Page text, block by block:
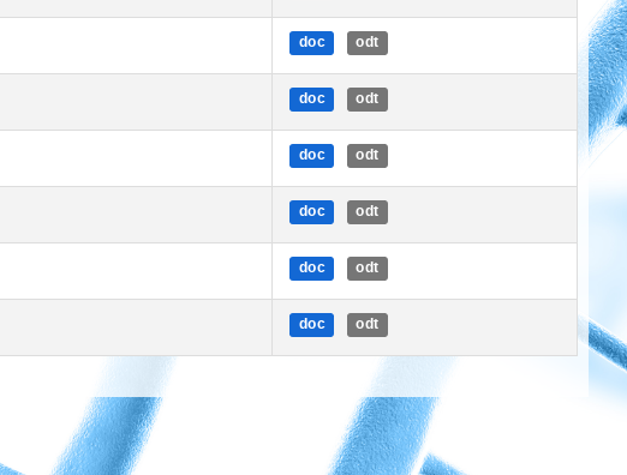
doc odt
doc odt
doc odt
doc odt
doc odt
doc odt